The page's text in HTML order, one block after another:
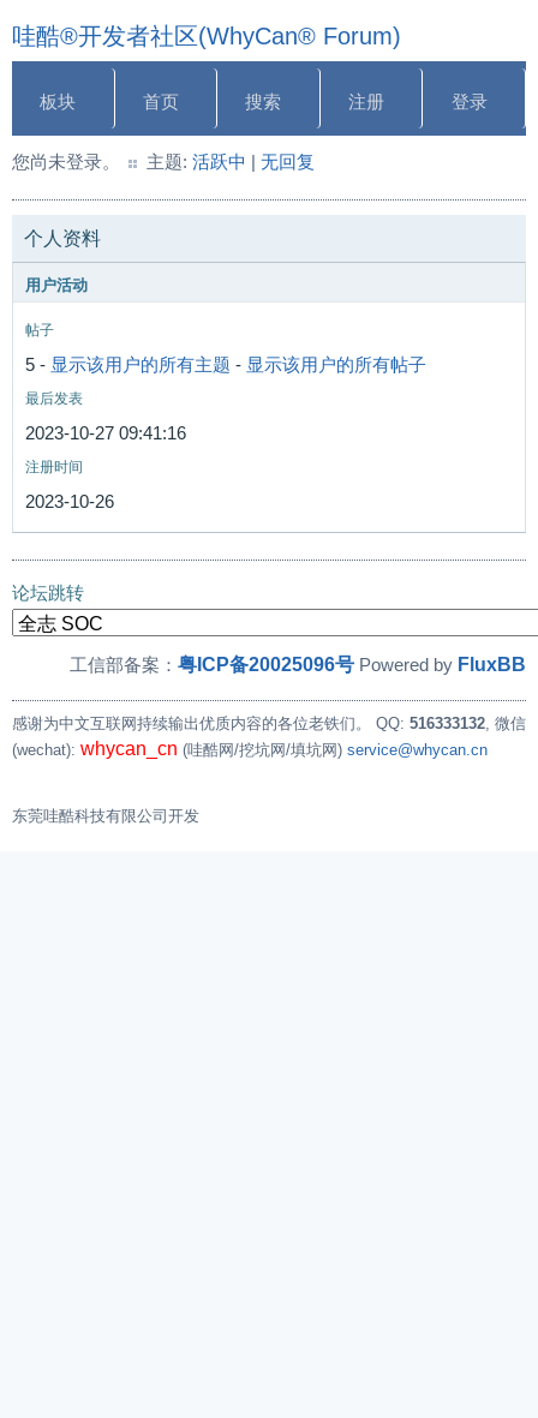
哇酷®开发者社区(WhyCan® Forum)
板块 首页 搜索 注册 登录
您尚未登录。 主题: 活跃中 | 无回复
个人资料
用户活动
帖子
5 - 显示该用户的所有主题 - 显示该用户的所有帖子
最后发表
2023-10-27 09:41:16
注册时间
2023-10-26
论坛跳转
工信部备案： 粤ICP备20025096号 Powered by FluxBB
感谢为中文互联网持续输出优质内容的各位老铁们。 QQ: 516333132, 微信
(wechat): whycan_cn (哇酷网/挖坑网/填坑网) service@whycan.cn
东莞哇酷科技有限公司开发